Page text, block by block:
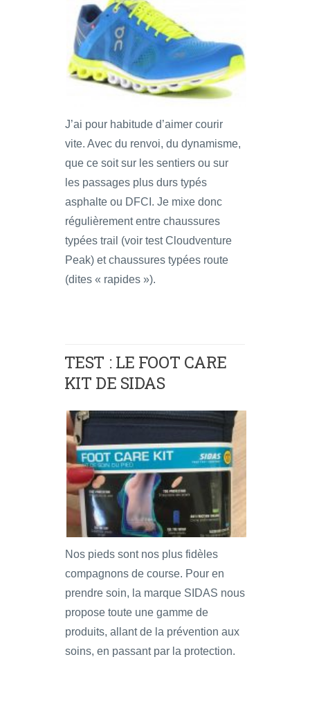
J’ai pour habitude d’aimer courir
vite. Avec du renvoi, du dynamisme,
que ce soit sur les sentiers ou sur
les passages plus durs typés
asphalte ou DFCI. Je mixe donc
régulièrement entre chaussures
typées trail (voir test Cloudventure
Peak) et chaussures typées route
(dites « rapides »).
TEST : LE FOOT CARE
KIT DE SIDAS
Nos pieds sont nos plus fidèles
compagnons de course. Pour en
prendre soin, la marque SIDAS nous
propose toute une gamme de
produits, allant de la prévention aux
soins, en passant par la protection.